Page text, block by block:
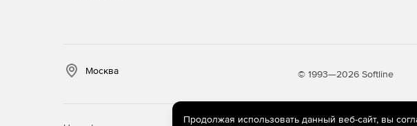
Москва © 1993—2026 Softline
Продолжая использовать данный веб-сайт, вы